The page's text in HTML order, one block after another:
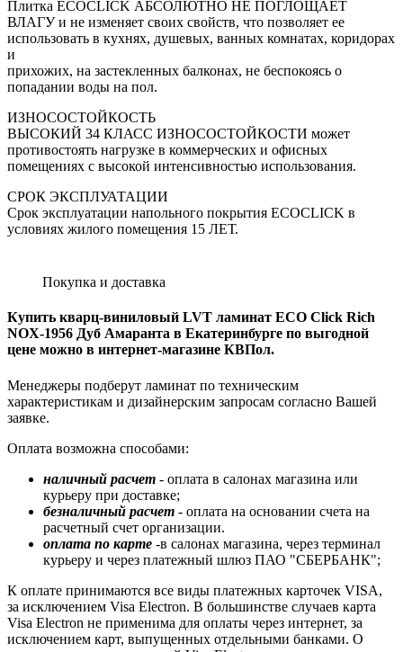
Плитка ECOCLICK АБСОЛЮТНО НЕ ПОГЛОЩАЕТ
ВЛАГУ и не изменяет своих свойств, что позволяет ее
использовать в кухнях, душевых, ванных комнатах, коридорах
и
прихожих, на застекленных балконах, не беспокоясь о
попадании воды на пол.
ИЗНОСОСТОЙКОСТЬ
ВЫСОКИЙ 34 КЛАСС ИЗНОСОСТОЙКОСТИ может
противостоять нагрузке в коммерческих и офисных
помещениях с высокой интенсивностью использования.
СРОК ЭКСПЛУАТАЦИИ
Срок эксплуатации напольного покрытия ECOCLICK в
условиях жилого помещения 15 ЛЕТ.
Покупка и доставка
Купить кварц-виниловый LVT ламинат ECO Click Rich
NOX-1956 Дуб Амаранта в Екатеринбурге по выгодной
цене можно в интернет-магазине КВПол.
Менеджеры подберут ламинат по техническим
характеристикам и дизайнерским запросам согласно Вашей
заявке.
Оплата возможна способами:
наличный расчет - оплата в салонах магазина или
курьеру при доставке;
безналичный расчет - оплата на основании счета на
расчетный счет организации.
оплата по карте -в салонах магазина, через терминал
курьеру и через платежный шлюз ПАО "СБЕРБАНК";
К оплате принимаются все виды платежных карточек VISA,
за исключением Visa Electron. В большинстве случаев карта
Visa Electron не применима для оплаты через интернет, за
исключением карт, выпущенных отдельными банками. О